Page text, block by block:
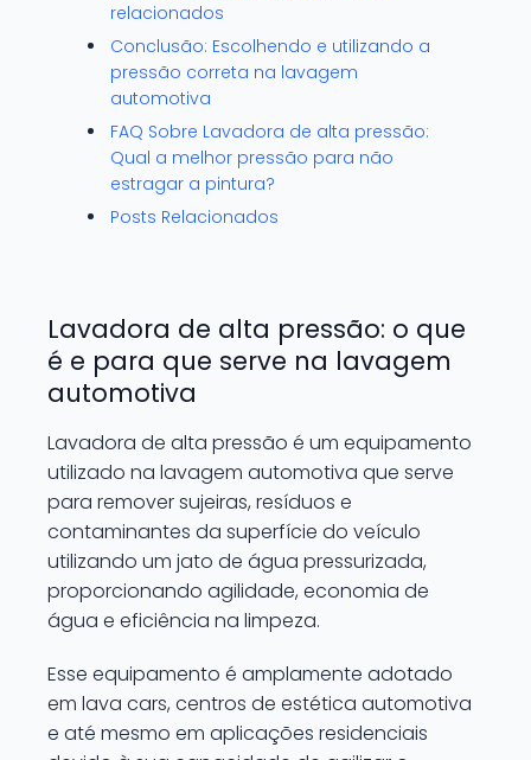
relacionados
Conclusão: Escolhendo e utilizando a
pressão correta na lavagem
automotiva
FAQ Sobre Lavadora de alta pressão:
Qual a melhor pressão para não
estragar a pintura?
Posts Relacionados
Lavadora de alta pressão: o que
é e para que serve na lavagem
automotiva
Lavadora de alta pressão é um equipamento
utilizado na lavagem automotiva que serve
para remover sujeiras, resíduos e
contaminantes da superfície do veículo
utilizando um jato de água pressurizada,
proporcionando agilidade, economia de
água e eficiência na limpeza.
Esse equipamento é amplamente adotado
em lava cars, centros de estética automotiva
e até mesmo em aplicações residenciais